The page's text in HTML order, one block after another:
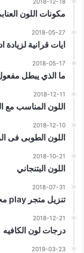
مكونات اللون
2018-05-27
ايات قرانية لزيادة
2018-05-17
ما الذي يبطل
2018-12-11
اللون المناسب مع
2018-12-10
اللون الطوبى فى
2018-10-21
اللون البتنجاني
2018-07-31
تنزيل متجر play مجانا
2018-12-21
درجات لون الكافيه
2019-03-23